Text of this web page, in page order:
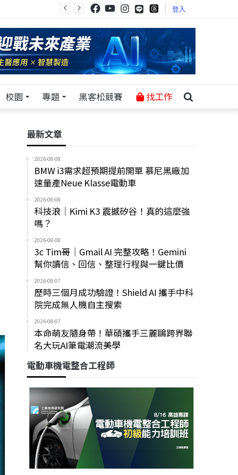
登入
校園 專題 黑客松競賽 找工作
最新文章
2026-08-08
BMW i3需求超預期提前開單 慕尼黑廠加
速量產Neue Klasse電動車
2026-08-08
科技浪｜Kimi K3 震撼矽谷！真的這麼強
嗎？
2026-08-08
3c Tim哥｜Gmail AI 完整攻略！Gemini
幫你讀信、回信、整理行程與一鍵比價
2026-08-07
歷時三個月成功驗證！Shield AI 攜手中科
院完成無人機自主搜索
2026-08-07
本命萌友隨身帶！華碩攜手三麗鷗跨界聯
名大玩AI筆電潮流美學
電動車機電整合工程師